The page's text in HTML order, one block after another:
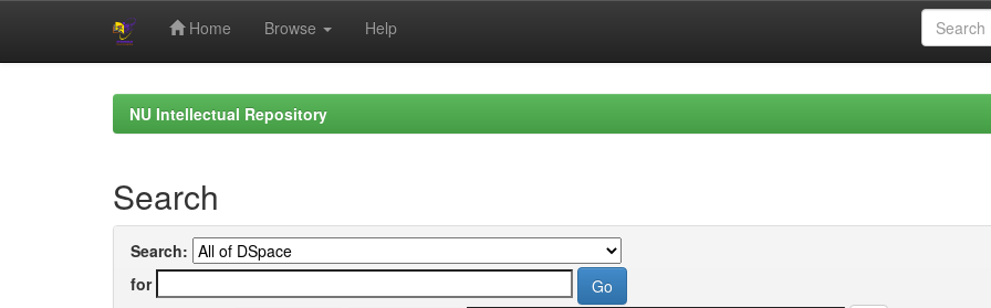
Home Browse Help
NU Intellectual Repository
Search
Search:
for